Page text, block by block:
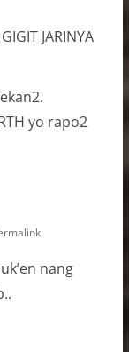
JARINYA
yo rapo2
nang